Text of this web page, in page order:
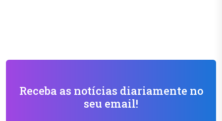
Receba as notícias diariamente no
seu email!